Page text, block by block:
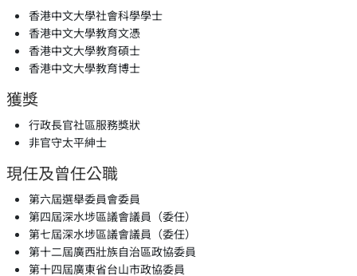
香港中文大學社會科學學士
香港中文大學教育文憑
香港中文大學教育碩士
香港中文大學教育博士
獲獎
行政長官社區服務獎狀
非官守太平紳士
現任及曾任公職
第六屆選舉委員會委員
第四屆深水埗區議會議員（委任）
第七屆深水埗區議會議員（委任）
第十二屆廣西壯族自治區政協委員
第十四屆廣東省台山市政協委員